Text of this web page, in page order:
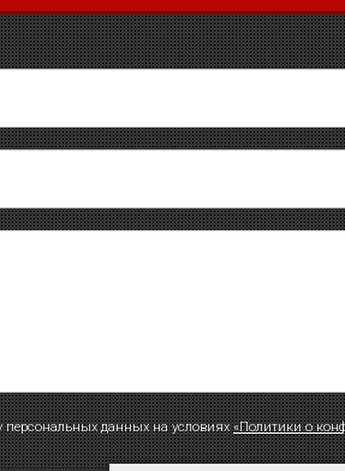
персональных данных на условиях«Политики о